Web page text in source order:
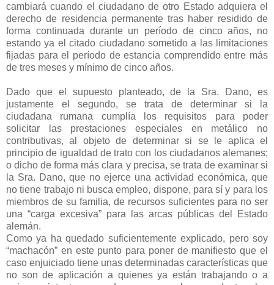
cambiará cuando el ciudadano de otro Estado adquiera el
derecho de residencia permanente tras haber residido de
forma continuada durante un período de cinco años, no
estando ya el citado ciudadano sometido a las limitaciones
fijadas para el período de estancia comprendido entre más
de tres meses y mínimo de cinco años.
Dado que el supuesto planteado, de la Sra. Dano, es
justamente el segundo, se trata de determinar si la
ciudadana rumana cumplía los requisitos para poder
solicitar las prestaciones especiales en metálico no
contributivas, al objeto de determinar si se le aplica el
principio de igualdad de trato con los ciudadanos alemanes;
o dicho de forma más clara y precisa, se trata de examinar si
la Sra. Dano, que no ejerce una actividad económica, que
no tiene trabajo ni busca empleo, dispone, para sí y para los
miembros de su familia, de recursos suficientes para no ser
una “carga excesiva” para las arcas públicas del Estado
alemán.
Como ya ha quedado suficientemente explicado, pero soy
“machacón” en este punto para poner de manifiesto que el
caso enjuiciado tiene unas determinadas características que
no son de aplicación a quienes ya están trabajando o a